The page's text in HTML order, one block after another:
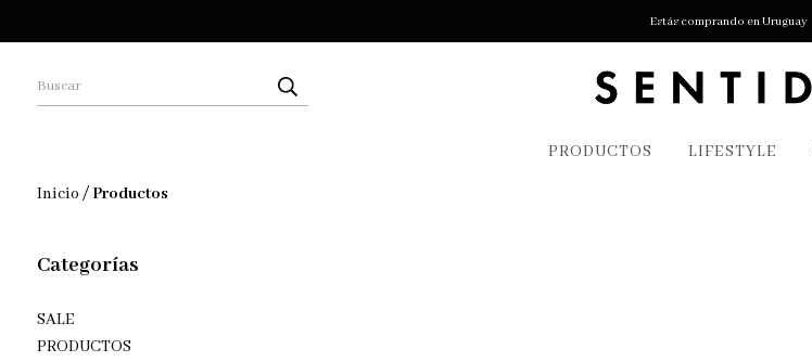
Estás comprando en Uruguay
PRODUCTOS LIFESTYLE
Inicio /Productos
Categorías
SALE
PRODUCTOS